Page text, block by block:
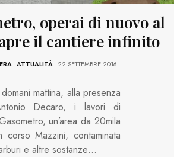
operai di nuovo al
il cantiere infinito
-ATTUALITÀ- 22 SETTEMBRE 2016
mattina, alla presenza
Decaro, i lavori di
un’area da 20mila
corso Mazzini, contaminata
e altre sostanze…